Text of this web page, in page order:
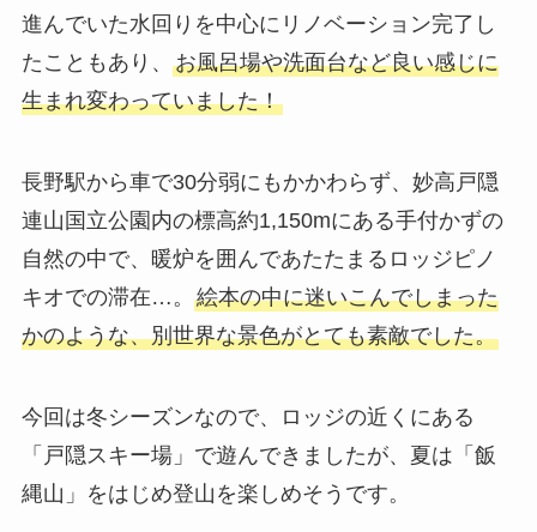
進んでいた水回りを中心にリノベーション完了し
たこともあり、 お風呂場や洗面台など良い感じに
生まれ変わっていました！
長野駅から車で30分弱にもかかわらず、妙高戸隠
連山国立公園内の標高約1,150mにある手付かずの
自然の中で、暖炉を囲んであたたまるロッジピノ
キオでの滞在…。 絵本の中に迷いこんでしまった
かのような、別世界な景色がとても素敵でした。
今回は冬シーズンなので、ロッジの近くにある
「戸隠スキー場」で遊んできましたが、夏は「飯
縄山」をはじめ登山を楽しめそうです。